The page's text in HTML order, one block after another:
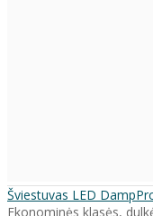
Šviestuvas LED
Ekonominės klasės,